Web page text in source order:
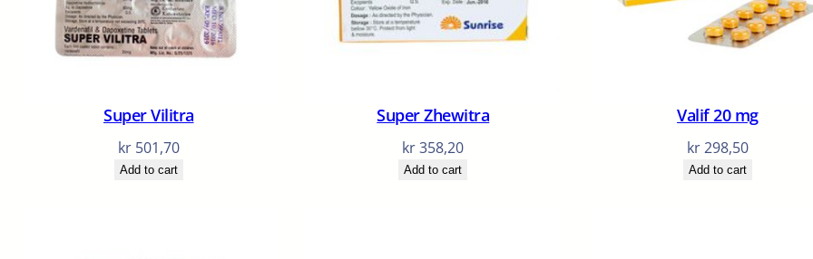
Super Vilitra
kr501,70
Add to cart
Super Zhewitra
kr358,20
Add to cart
Valif 20 mg
kr298,50
Add to cart